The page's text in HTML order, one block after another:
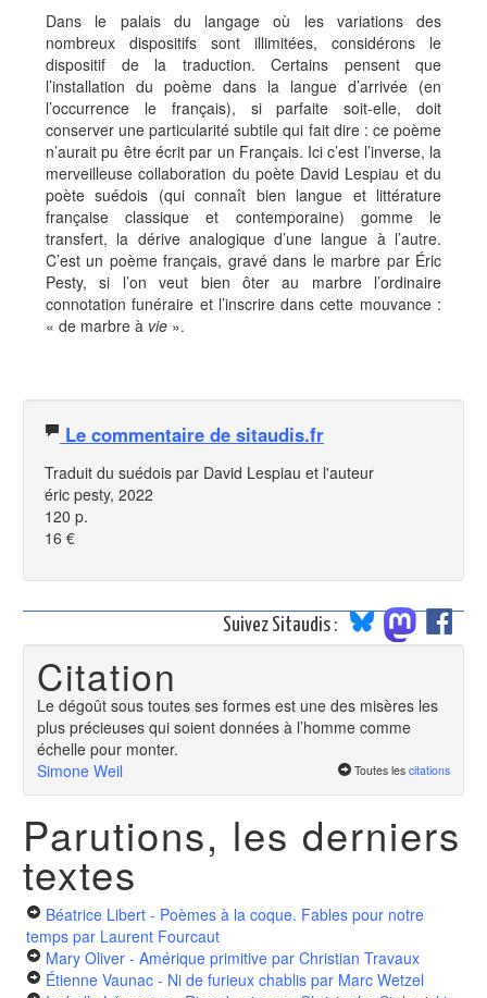
Dans le palais du langage où les variations des
nombreux dispositifs sont illimitées, considérons le
dispositif de la traduction. Certains pensent que
l’installation du poème dans la langue d’arrivée (en
l’occurrence le français), si parfaite soit-elle, doit
conserver une particularité subtile qui fait dire : ce poème
n’aurait pu être écrit par un Français. Ici c’est l’inverse, la
merveilleuse collaboration du poète David Lespiau et du
poète suédois (qui connaît bien langue et littérature
française classique et contemporaine) gomme le
transfert, la dérive analogique d’une langue à l’autre.
C’est un poème français, gravé dans le marbre par Éric
Pesty, si l’on veut bien ôter au marbre l’ordinaire
connotation funéraire et l’inscrire dans cette mouvance :
« de marbre à vie ».
Le commentaire de sitaudis.fr
Traduit du suédois par David Lespiau et l'auteur
éric pesty, 2022
120 p.
16 €
Suivez Sitaudis :
Citation
Le dégoût sous toutes ses formes est une des misères les
plus précieuses qui soient données à l’homme comme
échelle pour monter.
Simone Weil
Toutes les citations
Parutions, les derniers
textes
Béatrice Libert - Poèmes à la coque. Fables pour notre
temps par Laurent Fourcaut
Mary Oliver - Amérique primitive par Christian Travaux
Étienne Vaunac - Ni de furieux chablis par Marc Wetzel